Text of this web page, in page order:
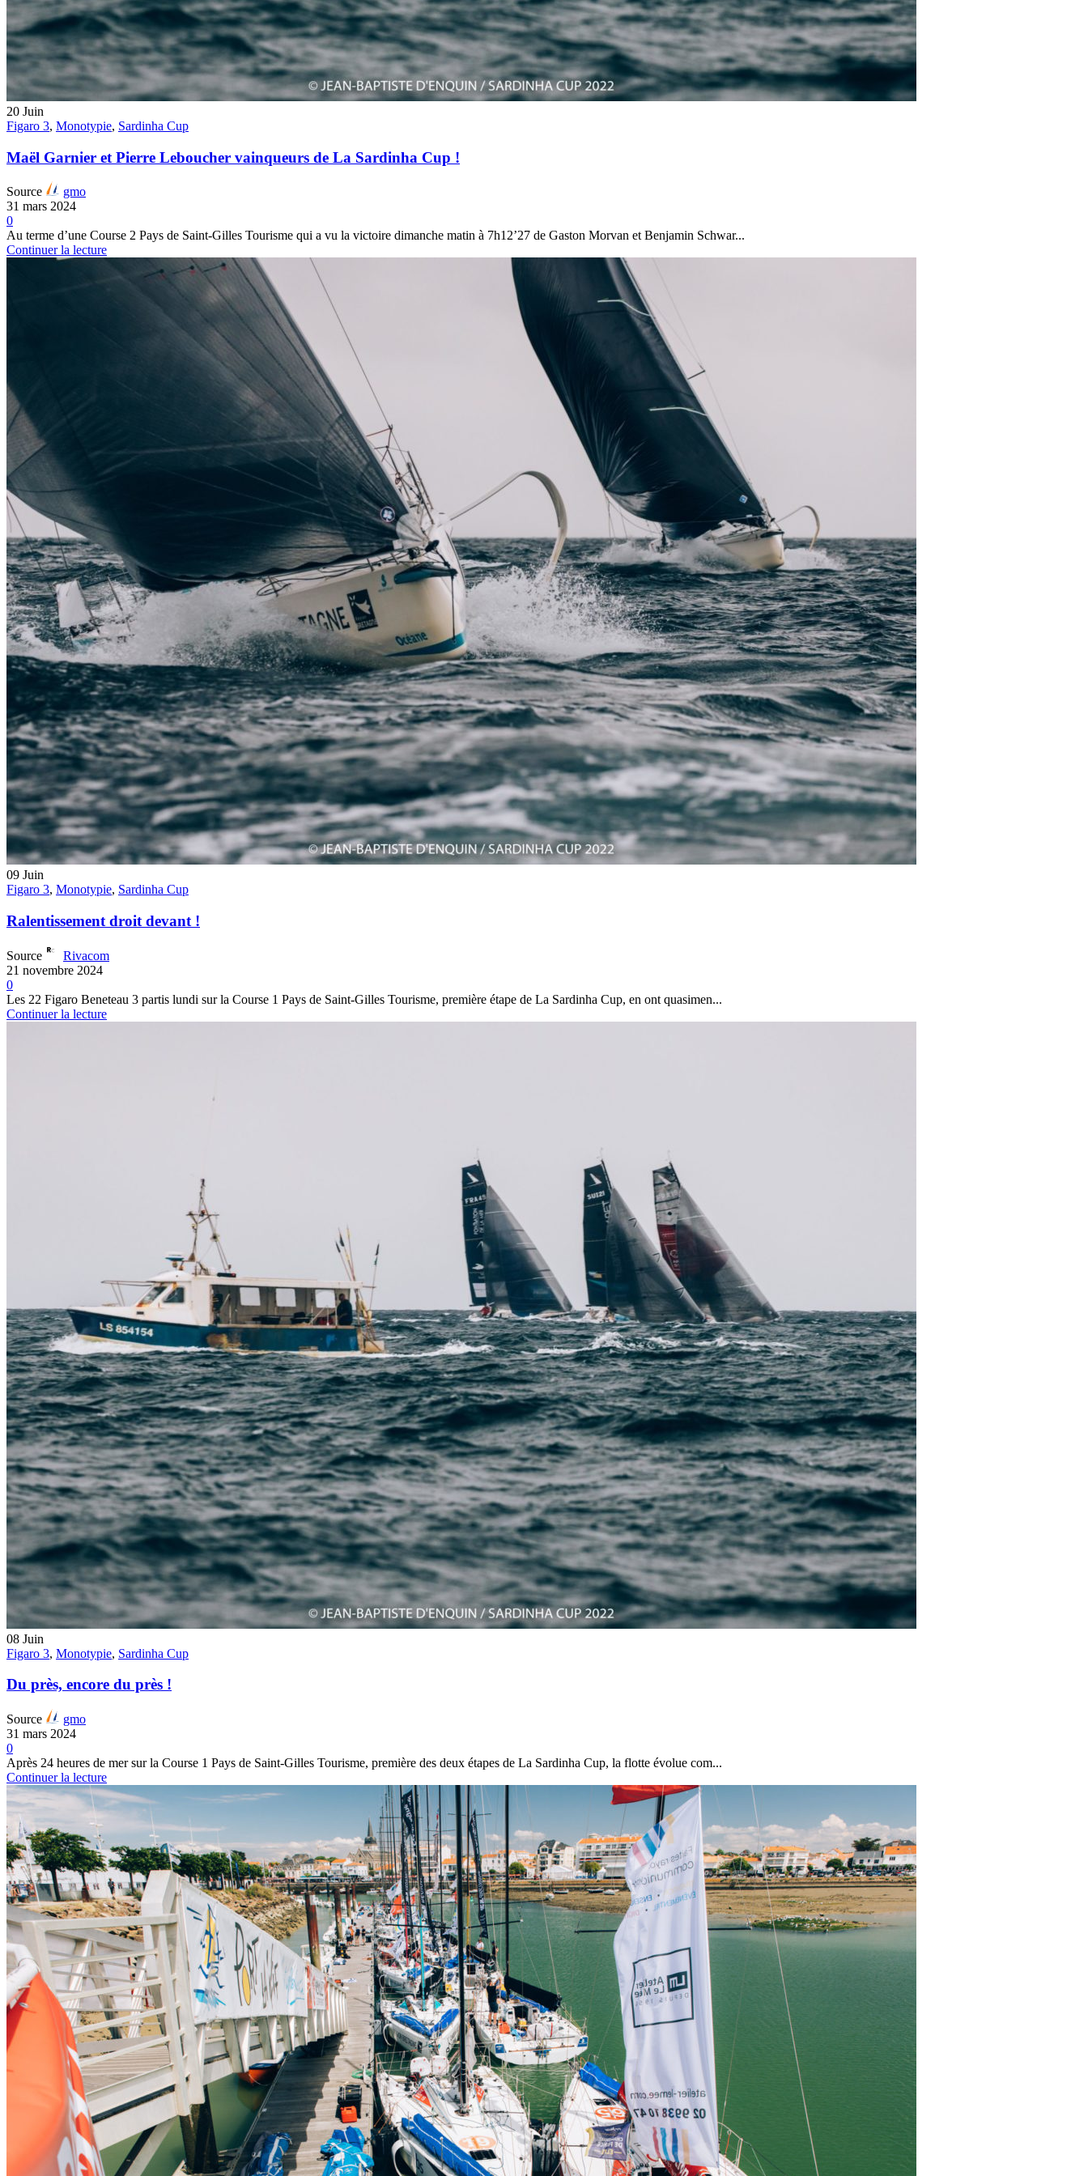
Vitesse absolue
SP80 franchit la barre mythique des 50 noeuds
28Fév
ARKEA ULTIM CHALLENGE,Classe Ultim 32/23,Records
13Fév
Class40,Classe Ultim 32/23,Course au Large,IMOCA,Multi50 - Ocean Fifty,Transat Café l'Or
4 classes, 4 parcours, 4 duos vainqueurs
Source
Transat Café l'Or
13 février 2025
0
22Jan
Classe Ultim 32/23 ,Records,Trophée Jules Verne
Gitana 17 devient Actual Ultim 4
Source
Gitana Team
22 janvier 2025
0
20 Juin
Figaro 3, Monotypie, Sardinha Cup
Maël Garnier et Pierre Leboucher vainqueurs de La Sardinha Cup !
Source
gmo
31 mars 2024
0
Au terme d’une Course 2 Pays de Saint-Gilles Tourisme qui a vu la victoire dimanche matin à 7h12’27 de Gaston Morvan et Benjamin Schwar...
Continuer la lecture
09 Juin
Figaro 3, Monotypie, Sardinha Cup
Ralentissement droit devant !
Source
Rivacom
21 novembre 2024
0
Les 22 Figaro Beneteau 3 partis lundi sur la Course 1 Pays de Saint-Gilles Tourisme, première étape de La Sardinha Cup, en ont quasimen...
Continuer la lecture
08 Juin
Figaro 3, Monotypie, Sardinha Cup
Du près, encore du près !
Source
gmo
31 mars 2024
0
Après 24 heures de mer sur la Course 1 Pays de Saint-Gilles Tourisme, première des deux étapes de La Sardinha Cup, la flotte évolue com...
Continuer la lecture